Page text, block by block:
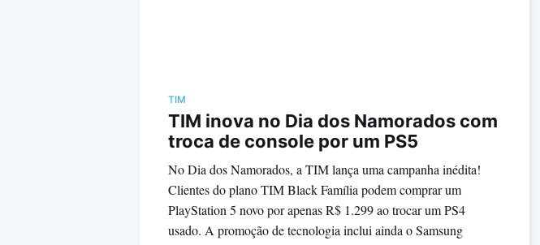
TIM
TIM inova no Dia dos Namorados com
troca de console por um PS5
No Dia dos Namorados, a TIM lança uma campanha inédita!
Clientes do plano TIM Black Família podem comprar um
PlayStation 5 novo por apenas R$ 1.299 ao trocar um PS4
usado. A promoção de tecnologia inclui ainda o Samsung